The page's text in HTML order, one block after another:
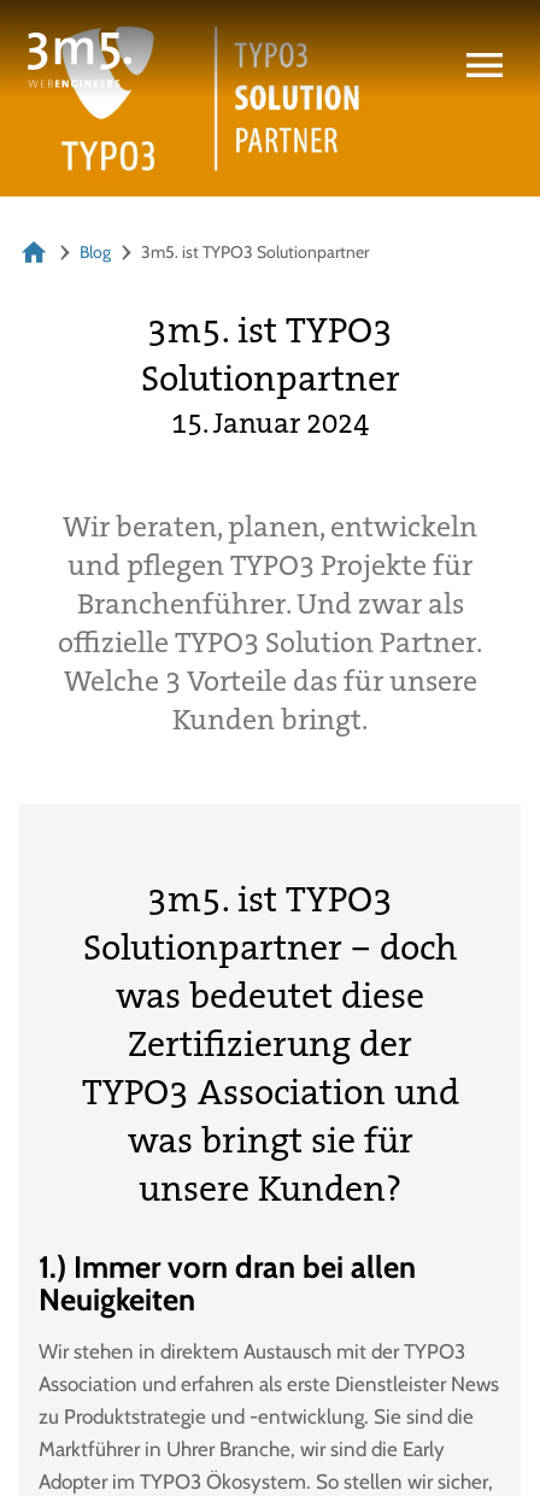
Blog 3m5. ist TYPO3 Solutionpartner
3m5. ist TYPO3
Solutionpartner
15. Januar 2024
Wir beraten, planen, entwickeln
und pflegen TYPO3 Projekte für
Branchenführer. Und zwar als
offizielle TYPO3 Solution Partner.
Welche 3 Vorteile das für unsere
Kunden bringt.
3m5. ist TYPO3
Solutionpartner – doch
was bedeutet diese
Zertifizierung der
TYPO3 Association und
was bringt sie für
unsere Kunden?
1.) Immer vorn dran bei allen
Neuigkeiten
Wir stehen in direktem Austausch mit der TYPO3
Association und erfahren als erste Dienstleister News
zu Produktstrategie und -entwicklung. Sie sind die
Marktführer in Uhrer Branche, wir sind die Early
Adopter im TYPO3 Ökosystem. So stellen wir sicher,